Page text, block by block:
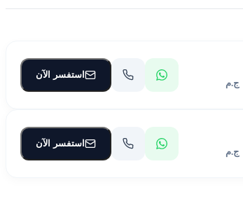
ج.م
استفسر الآن
ج.م
استفسر الآن